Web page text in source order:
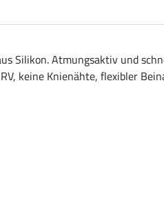
Silikon. Atmungsaktiv und
keine Knienähte, flexibler